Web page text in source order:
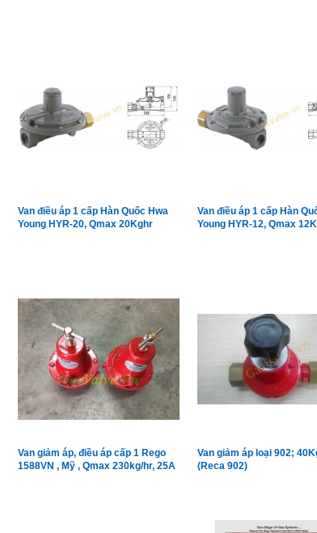
Van điều áp 1 cấp Hàn Quốc Hwa
Young HYR-20, Qmax 20Kghr
Van điều áp 1 cấp Hàn
Young HYR-12, Qmax
Van giảm áp, điều áp cấp 1 Rego
1588VN , Mỹ , Qmax 230kg/hr, 25A
Van giảm áp loại 902;
(Reca 902)